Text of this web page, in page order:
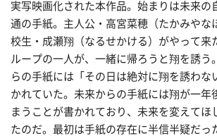
実写映画化された本作品。始まりは未来の
通の手紙。主人公・高宮菜穂（たかみやな
校生・成瀬翔（なるせかける）がやって来
ループの一人が、一緒に帰ろうと翔を誘う
らの手紙には「その日は絶対に翔を誘わな
かれていた。未来からの手紙には翔が一年
まうことが書かれており、未来を変えてほ
たのだ。最初は手紙の存在に半信半疑だっ